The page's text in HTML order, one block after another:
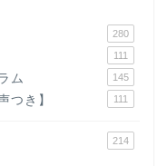
280
111
ム 145
つき】 111
214